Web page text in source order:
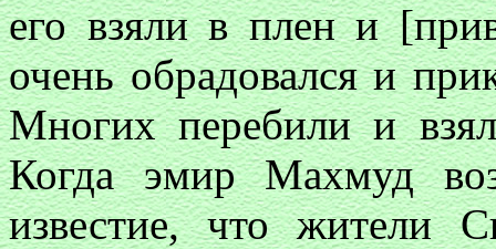
его взяли в плен и
очень обрадовался и
Многих перебили и
Когда эмир Махмуд
известие, что жители